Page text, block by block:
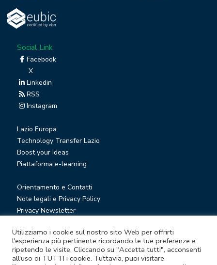
Social Link
Facebook
X
Linkedin
RSS
Instagram
Lazio Europa
Technology Transfer Lazio
Boost your Ideas
Piattaforma e-learning
Orientamento e Contatti
Note legali e Privacy Policy
Privacy Newsletter
Whistleblowing
Utilizziamo i cookie sul nostro sito Web per offrirti
l'esperienza più pertinente ricordando le tue preferenze e
ripetendo le visite. Cliccando su "Accetta tutti", acconsenti
all'uso di TUTTI i cookie. Tuttavia, puoi visitare